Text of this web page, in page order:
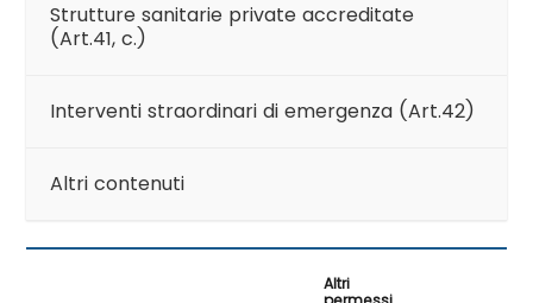
Strutture sanitarie private accreditate
(Art.41, c.)
Interventi straordinari di emergenza (Art.42)
Altri contenuti
Altri